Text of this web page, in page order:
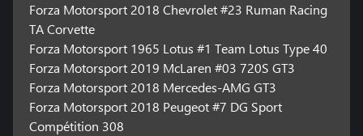
Forza Motorsport 2018 Chevrolet #23 Ruman Racing
TA Corvette
Forza Motorsport 1965 Lotus #1 Team Lotus Type 40
Forza Motorsport 2019 McLaren #03 720S GT3
Forza Motorsport 2018 Mercedes-AMG GT3
Forza Motorsport 2018 Peugeot #7 DG Sport
Compétition 308